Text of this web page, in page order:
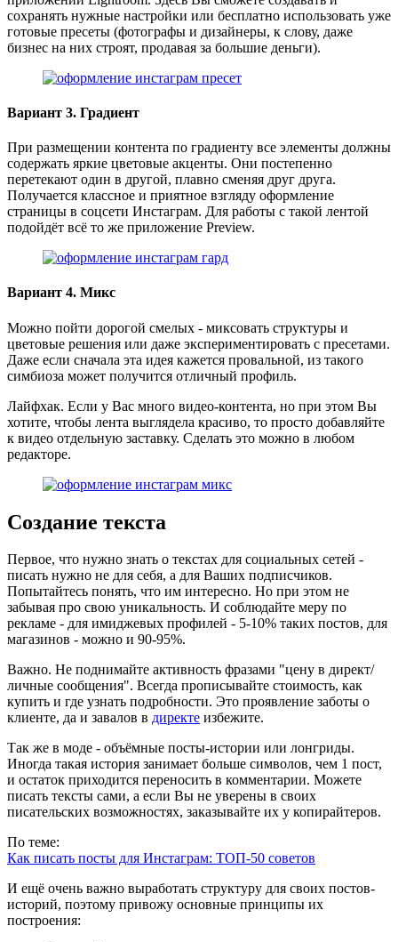
сохранять нужные настройки или бесплатно использовать уже
готовые пресеты (фотографы и дизайнеры, к слову, даже
бизнес на них строят, продавая за большие деньги).
Вариант 3. Градиент
При размещении контента по градиенту все элементы должны
содержать яркие цветовые акценты. Они постепенно
перетекают один в другой, плавно сменяя друг друга.
Получается классное и приятное взгляду оформление
страницы в соцсети Инстаграм. Для работы с такой лентой
подойдёт всё то же приложение Preview.
Вариант 4. Микс
Можно пойти дорогой смелых - миксовать структуры и
цветовые решения или даже экспериментировать с пресетами.
Даже если сначала эта идея кажется провальной, из такого
симбиоза может получится отличный профиль.
Лайфхак. Если у Вас много видео-контента, но при этом Вы
хотите, чтобы лента выглядела красиво, то просто добавляйте
к видео отдельную заставку. Сделать это можно в любом
редакторе.
Создание текста
Первое, что нужно знать о текстах для социальных сетей -
писать нужно не для себя, а для Ваших подписчиков.
Попытайтесь понять, что им интересно. Но при этом не
забывая про свою уникальность. И соблюдайте меру по
рекламе - для имиджевых профилей - 5-10% таких постов, для
магазинов - можно и 90-95%.
Важно. Не поднимайте активность фразами "цену в директ/
личные сообщения". Всегда прописывайте стоимость, как
купить и где узнать подробности. Это проявление заботы о
клиенте, да и завалов в директе избежите.
Так же в моде - объёмные посты-истории или лонгриды.
Иногда такая история занимает больше символов, чем 1 пост,
и остаток приходится переносить в комментарии. Можете
писать тексты сами, а если Вы не уверены в своих
писательских возможностях, заказывайте их у копирайтеров.
По теме:
Как писать посты для Инстаграм: ТОП-50 советов
И ещё очень важно выработать структуру для своих постов-
историй, поэтому привожу основные принципы их
построения: